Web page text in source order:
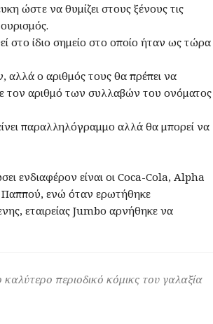
ώστε να θυμίζει στους ξένους τις
στο ίδιο σημείο στο οποίο ήταν ως τώρα
αλλά ο αριθμός τους θα πρέπει να
τον αριθμό των συλλαβών του ονόματος
παραλληλόγραμμο αλλά θα μπορεί να
ενδιαφέρον είναι οι Coca-Cola, Alpha
ενώ όταν ερωτήθηκε
εταιρείας Jumbo αρνήθηκε να
καλύτερο περιοδικό κόμικς του γαλαξία